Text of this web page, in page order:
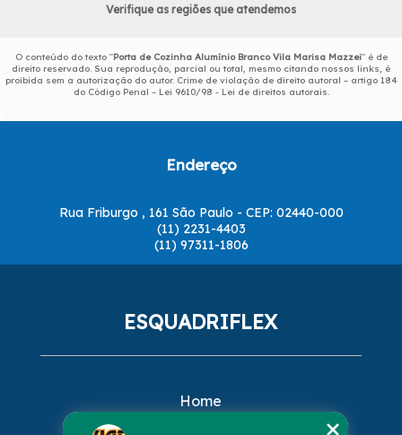
Verifique as regiões que atendemos
O conteúdo do texto "Porta de Cozinha Alumínio Branco Vila Marisa Mazzei" é de
direito reservado. Sua reprodução, parcial ou total, mesmo citando nossos links, é
proibida sem a autorização do autor. Crime de violação de direito autoral – artigo 184
do Código Penal – Lei 9610/98 - Lei de direitos autorais.
Endereço
Rua Friburgo , 161 São Paulo - CEP: 02440-000
(11) 2231-4403
(11) 97311-1806
ESQUADRIFLEX
Home